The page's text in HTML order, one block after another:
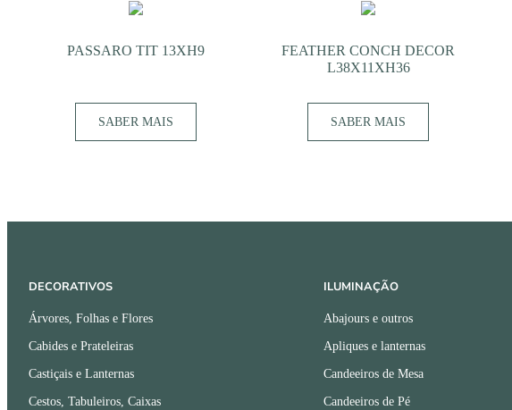
PASSARO TIT 13XH9
SABER MAIS
FEATHER CONCH DECOR
L38X11XH36
SABER MAIS
DECORATIVOS
Árvores, Folhas e Flores
Cabides e Prateleiras
Castiçais e Lanternas
Cestos, Tabuleiros, Caixas
ILUMINAÇÃO
Abajours e outros
Apliques e lanternas
Candeeiros de Mesa
Candeeiros de Pé